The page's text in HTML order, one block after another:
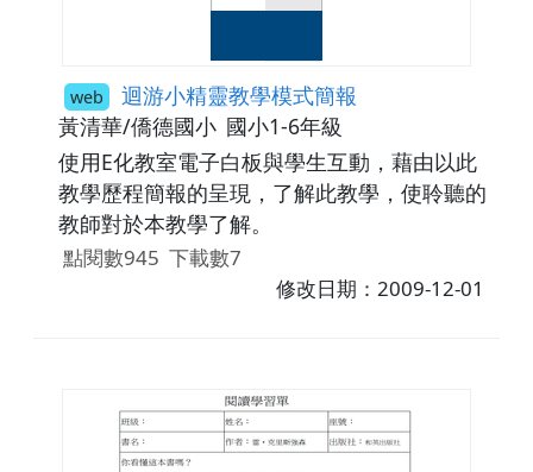
web 迴游小精靈教學模式簡報
黃清華/僑德國小 國小1-6年級
使用E化教室電子白板與學生互動，藉由以此
教學歷程簡報的呈現，了解此教學，使聆聽的
教師對於本教學了解。
點閱數945 下載數7
修改日期：2009-12-01